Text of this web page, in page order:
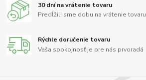
30 dní na vrátenie tovaru
Predĺžili sme dobu na vrátenie tovaru
Rýchle doručenie tovaru
Vaša spokojnosť je pre nás prvoradá